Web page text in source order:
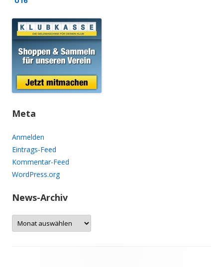
Meta
Anmelden
Eintrags-Feed
Kommentar-Feed
WordPress.org
News-Archiv
N
w